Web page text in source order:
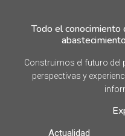
Todo el
Construimos el futuro del
perspectivas y
Actualidad